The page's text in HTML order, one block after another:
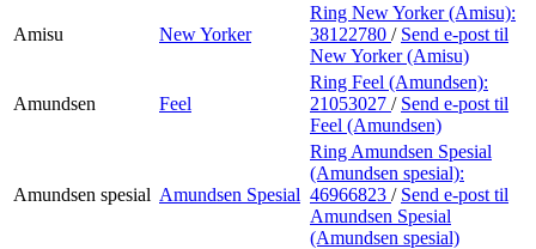
Amisu New Yorker
Ring New Yorker (Amisu):
38122780 / Send e-post til
New Yorker (Amisu)
Amundsen Feel
Ring Feel (Amundsen):
21053027 / Send e-post til
Feel (Amundsen)
Amundsen spesial Amundsen Spesial
Ring Amundsen Spesial
(Amundsen spesial):
46966823 / Send e-post til
Amundsen Spesial
(Amundsen spesial)